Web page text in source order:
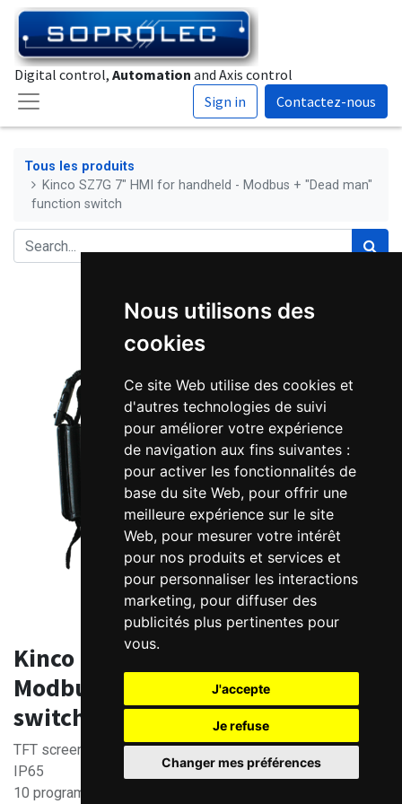
Nous utilisons des
cookies
Ce site Web utilise des cookies et
d'autres technologies de suivi
pour améliorer votre expérience
de navigation aux fins suivantes :
pour activer les fonctionnalités de
base du site Web, pour offrir une
meilleure expérience sur le site
Web, pour mesurer votre intérêt
pour nos produits et services et
pour personnaliser les interactions
marketing, pour diffuser des
publicités plus pertinentes pour
vous.
J'accepte
Je refuse
Changer mes préférences
Digital control, Automation and Axis control
Sign in
Contactez-nous
Tous les produits
Kinco SZ7G 7" HMI for handheld - Modbus + "Dead man"
function switch
Kinco SZ7G 7" HMI for handheld -
Modbus + "Dead man" function
switch
TFT screen, 800 × 480 pixel resolution, 16.77 million colors
IP65
10 programmable function keys